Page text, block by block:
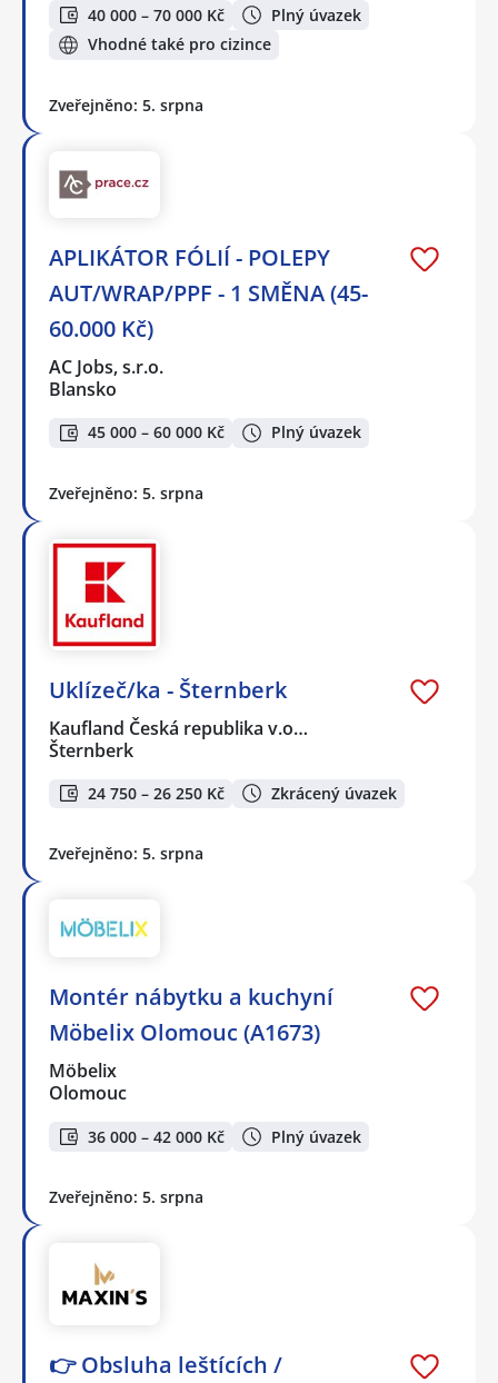
40 000 – 70 000 Kč
Plný úvazek
Vhodné také pro cizince
Zveřejněno: 5. srpna
APLIKÁTOR FÓLIÍ - POLEPY
AUT/WRAP/PPF - 1 SMĚNA (45-
60.000 Kč)
AC Jobs, s.r.o.
Blansko
45 000 – 60 000 Kč Plný úvazek
Zveřejněno: 5. srpna
Uklízeč/ka - Šternberk
Kaufland Česká republika v.o…
Šternberk
24 750 – 26 250 Kč Zkrácený úvazek
Zveřejněno: 5. srpna
Montér nábytku a kuchyní
Möbelix Olomouc (A1673)
Möbelix
Olomouc
36 000 – 42 000 Kč Plný úvazek
Zveřejněno: 5. srpna
👉 Obsluha leštících /